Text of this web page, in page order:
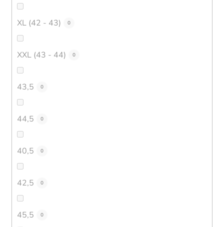
XL (42 - 43) 0
XXL (43 - 44) 0
43,5 0
44,5 0
40,5 0
42,5 0
45,5 0